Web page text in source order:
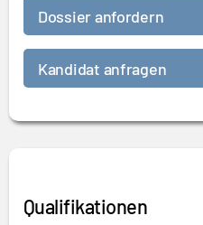
Dossier anfordern
Kandidat anfragen
Qualifikationen